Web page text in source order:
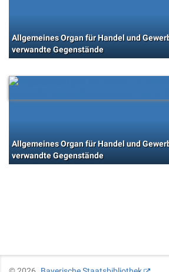
Allgemeines Organ für Handel und
verwandte Gegenstände
Allgemeines Organ für Handel und
verwandte Gegenstände